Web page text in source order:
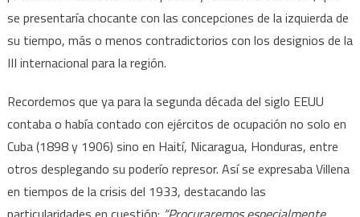
se presentaría chocante con las concepciones de la izquierda de
su tiempo, más o menos contradictorios con los designios de la
III internacional para la región.
Recordemos que ya para la segunda década del siglo EEUU
contaba o había contado con ejércitos de ocupación no solo en
Cuba (1898 y 1906) sino en Haití, Nicaragua, Honduras, entre
otros desplegando su poderío represor. Así se expresaba Villena
en tiempos de la crisis del 1933, destacando las